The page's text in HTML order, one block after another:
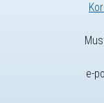
e-